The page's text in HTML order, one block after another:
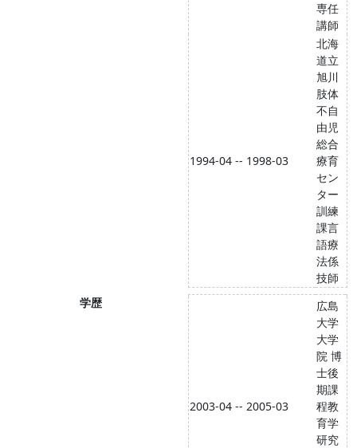
専任
講師
1994-04 -- 1998-03
北海
道立
旭川
肢体
不自
由児
総合
療育
セン
ター
訓練
課言
語療
法係
技師
学歴
2003-04 -- 2005-03
広島
大学
大学
院 博
士後
期課
程教
育学
研究